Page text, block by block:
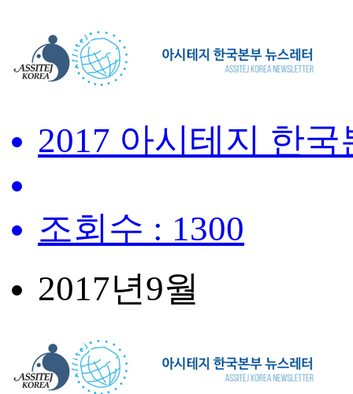
2017 아시테지 한
조회수 : 1300
2017년9월